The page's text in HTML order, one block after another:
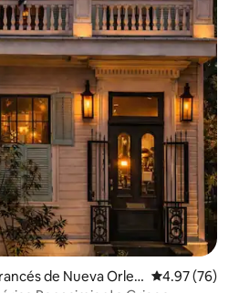
de Nueva Orlea
Calificación
4.97 (76)